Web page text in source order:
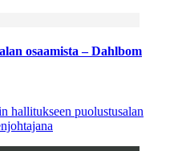
osaamista – Dahlbom
hallitukseen puolustusalan